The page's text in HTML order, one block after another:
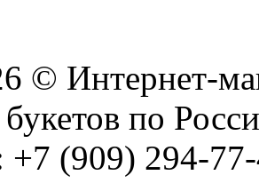
© Интернет-
букетов по
+7 (909) 294-